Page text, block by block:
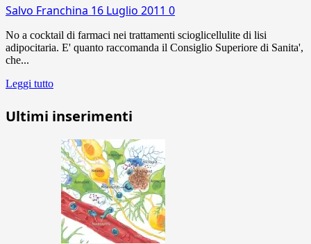
Salvo Franchina 16 Luglio 2011 0
No a cocktail di farmaci nei trattamenti scioglicellulite di lisi
adipocitaria. E' quanto raccomanda il Consiglio Superiore di Sanita',
che...
Leggi tutto
Ultimi inserimenti